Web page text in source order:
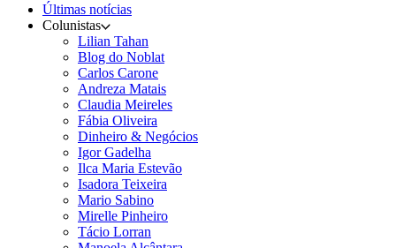
Últimas notícias
Colunistas
Lilian Tahan
Blog do Noblat
Carlos Carone
Andreza Matais
Claudia Meireles
Fábia Oliveira
Dinheiro & Negócios
Igor Gadelha
Ilca Maria Estevão
Isadora Teixeira
Mario Sabino
Mirelle Pinheiro
Tácio Lorran